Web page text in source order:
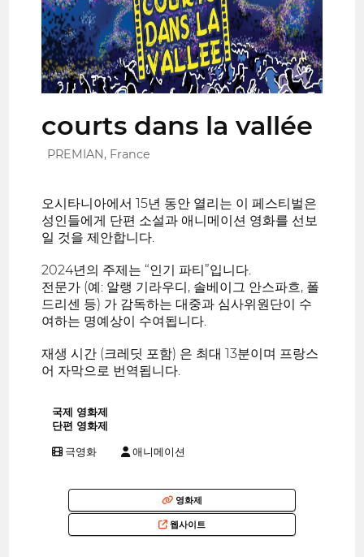
courts dans la vallée
PREMIAN, France
오시타니아에서 15년 동안 열리는 이 페스티벌은
성인들에게 단편 소설과 애니메이션 영화를 선보
일 것을 제안합니다.
2024년의 주제는 “인기 파티”입니다.
전문가 (예: 알랭 기라우디, 솔베이그 안스파흐, 폴
드리센 등) 가 감독하는 대중과 심사위원단이 수
여하는 명예상이 수여됩니다.
재생 시간 (크레딧 포함) 은 최대 13분이며 프랑스
어 자막으로 번역됩니다.
국제 영화제
단편 영화제
극영화 애니메이션
영화제
웹사이트